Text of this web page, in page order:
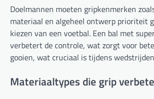
Doelmannen moeten gripkenmerken
materiaal en algeheel ontwerp prioriteit
kiezen van een voetbal. Een bal met
verbetert de controle, wat zorgt voor
gooien, wat cruciaal is tijdens
Materiaaltypes die grip